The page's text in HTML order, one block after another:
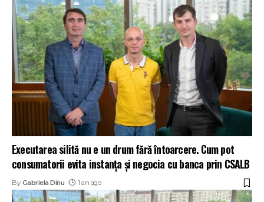
Executarea silită nu e un drum fără întoarcere. Cum pot
consumatorii evita instanța și negocia cu banca prin CSALB
By Gabriela Dinu 1 an ago